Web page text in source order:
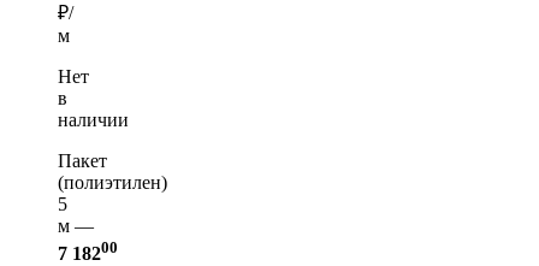
₽/
м
Нет
в
наличии
Пакет
(полиэтилен)
5
м —
7 18200